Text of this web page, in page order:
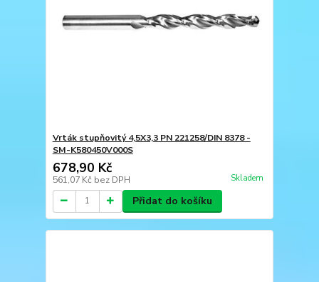
Vrták stupňovitý 4,5X3,3 PN 221258/DIN 8378 -
SM-K580450V000S
678,90 Kč
561,07 Kč bez DPH Skladem
Přidat do košíku